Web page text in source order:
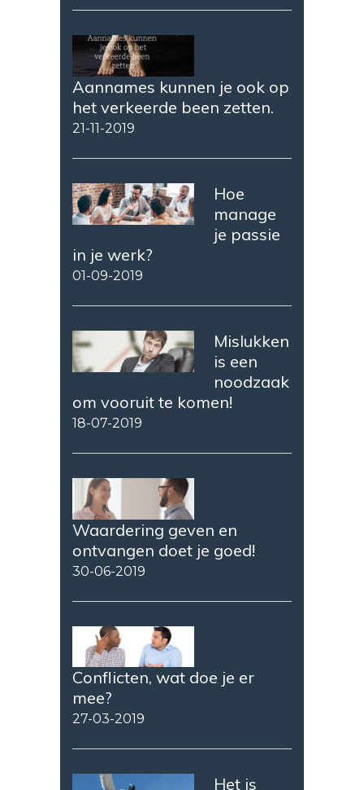
Aannames kunnen je ook op
het verkeerde been zetten.
21-11-2019
Hoe
manage
je passie
in je werk?
01-09-2019
Mislukken
is een
noodzaak
om vooruit te komen!
18-07-2019
Waardering geven en
ontvangen doet je goed!
30-06-2019
Conflicten, wat doe je er
mee?
27-03-2019
Het is